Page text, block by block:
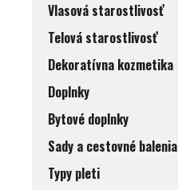
Vlasová starostlivosť
Telová starostlivosť
Dekoratívna kozmetika
Doplnky
Bytové doplnky
Sady a cestovné balenia
Typy pleti